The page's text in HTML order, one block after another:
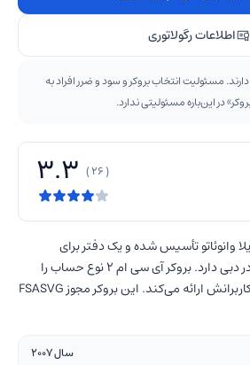
اطلاعات رگولاتوری
مسئولیت انتخاب بروکر و سود و ضرر افراد به
در این‌باره مسئولیتی ندارد.
( 26 )
3.3
وانوئاتو تأسیس شده و یک دفتر برای
رسیدگی به امور مشتریان در دبی دارد. بروکر آی سی ام 2 نوع حساب را
تحت پلتفرم متاتریدر 5 به کاربرانش ارائه می‌کند. این بروکر مجوز FSASVG
سال 2007